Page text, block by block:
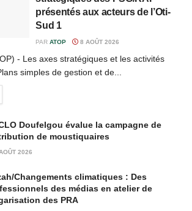
présentés aux acteurs de l’Oti-
Sud 1
PAR ATOP 8 AOÛT 2026
- Les axes stratégiques et les activités
simples de gestion et de...
Doufelgou évalue la campagne de
de moustiquaires
2026
Changements climatiques : Des
des médias en atelier de
des PRA